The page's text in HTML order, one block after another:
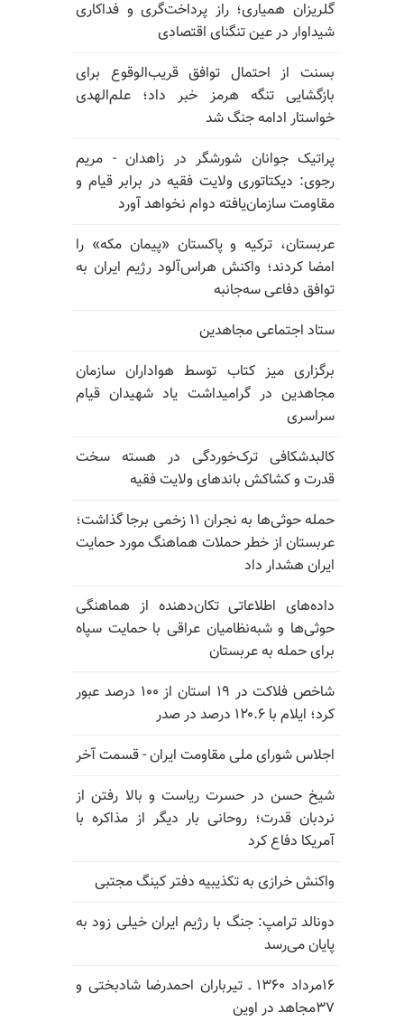
گلریزان همیاری؛ راز پرداخت‌گری و فداکاری
شیداوار در عین تنگنای اقتصادی
بسنت از احتمال توافق قریب‌الوقوع برای
بازگشایی تنگه هرمز خبر داد؛ علم‌الهدی
خواستار ادامه جنگ شد
پراتیک جوانان شورشگر در زاهدان - مریم
رجوی: دیکتاتوری ولایت فقیه در برابر قیام و
مقاومت سازمان‌یافته دوام نخواهد آورد
عربستان، ترکیه و پاکستان «پیمان مکه» را
امضا کردند؛ واکنش هراس‌آلود رژیم ایران به
توافق دفاعی سه‌جانبه
ستاد اجتماعی مجاهدین
برگزاری میز کتاب توسط هواداران سازمان
مجاهدین در گرامیداشت یاد شهیدان قیام
سراسری
کالبدشکافی ترک‌خوردگی در هسته سخت
قدرت و کشاکش باندهای ولایت فقیه
حمله حوثی‌ها به نجران ۱۱ زخمی برجا گذاشت؛
عربستان از خطر حملات هماهنگ مورد حمایت
ایران هشدار داد
داده‌های اطلاعاتی تکان‌دهنده از هماهنگی
حوثی‌ها و شبه‌نظامیان عراقی با حمایت سپاه
برای حمله به عربستان
شاخص فلاکت در ۱۹ استان از ۱۰۰ درصد عبور
کرد؛ ایلام با ۱۲۰.۶ درصد در صدر
اجلاس شورای ملی مقاومت ایران - قسمت آخر
شیخ حسن در حسرت ریاست و بالا رفتن از
نردبان قدرت؛ روحانی بار دیگر از مذاکره با
آمریکا دفاع کرد
واکنش خرازی به تکذیبیه دفتر کینگ مجتبی
دونالد ترامپ: جنگ با رژیم ایران خیلی زود به
پایان می‌رسد
۱۶مرداد ۱۳۶۰ ـ تیرباران احمدرضا شادبختی و
۳۷مجاهد در اوین